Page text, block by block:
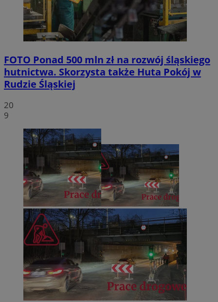
FOTO Ponad 500 mln zł na rozwój śląskiego
hutnictwa. Skorzysta także Huta Pokój w
Rudzie Śląskiej
20
9